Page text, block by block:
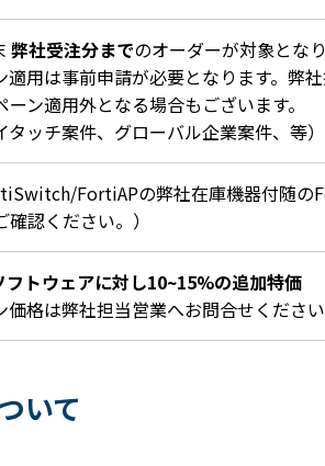
弊社受注分までのオーダーが対象となり
用は事前申請が必要となります。弊社
ン適用外となる場合もございます。
タッチ案件、グローバル企業案件、等）
FortiAPの弊社在庫機器付随の
認ください。）
トウェアに対し10~15%の追加特価
価格は弊社担当営業へお問合せください
いて